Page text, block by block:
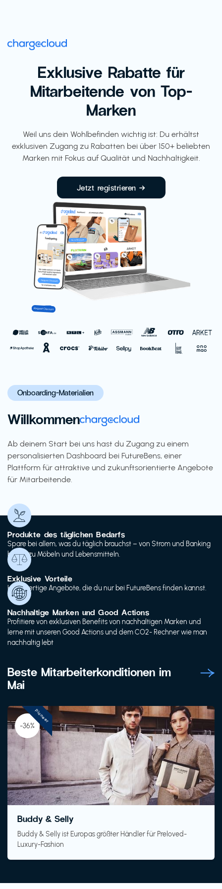
Exklusive Rabatte für
Mitarbeitende von Top-
Marken
Weil uns dein Wohlbefinden wichtig ist: Du erhältst
exklusiven Zugang zu Rabatten bei über 150+ beliebten
Marken mit Fokus auf Qualität und Nachhaltigkeit.
Jetzt registrieren →
Onboarding-Materialien
Willkommen
Ab deinem Start bei uns hast du Zugang zu einem
personalisierten Dashboard bei FutureBens, einer
Plattform für attraktive und zukunftsorientierte Angebote
für Mitarbeitende.
Produkte des täglichen Bedarfs
Spare bei allem, was du täglich brauchst – von Strom und Banking
bis hin zu Möbeln und Lebensmitteln.
Exklusive Vorteile
Hochwertige Angebote, die du nur bei FutureBens finden kannst.
Nachhaltige Marken und Good Actions
Profitiere von exklusiven Benefits von nachhaltigen Marken und
lerne mit unseren Good Actions und dem CO2- Rechner wie man
nachhaltig lebt
Beste Mitarbeiterkonditionen im
Mai
-36%
Buddy & Selly
Buddy & Selly ist Europas größter Händler für Preloved-
Luxury-Fashion
Pioneer